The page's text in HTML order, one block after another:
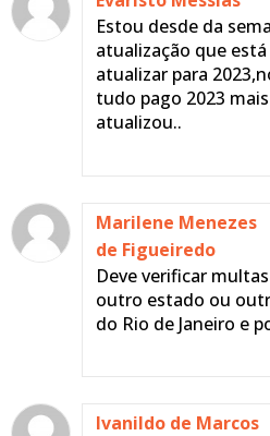
Estou desde da
atualização que
atualizar para
tudo pago 2023
atualizou..
Marilene Menezes
de Figueiredo
Deve verificar
outro estado ou
do Rio de Janeiro e
Ivanildo de Marcos